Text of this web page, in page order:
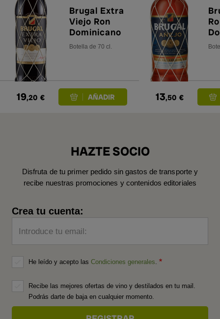
Brugal Extra
Viejo Ron
Dominicano
Botella de 70 cl.
19,20 € 13,50 €
HAZTE SOCIO
Disfruta de tu primer pedido sin gastos de transporte y
recibe nuestras promociones y contenidos editoriales
Crea tu cuenta:
Introduce tu email:
He leído y acepto las Condiciones generales
Recibe las mejores ofertas de vino y destilados en tu mail.
Podrás darte de baja en cualquier momento.